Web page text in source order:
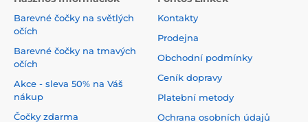
Barevné čočky na světlých
očích
Barevné čočky na tmavých
očích
Akce - sleva 50% na Váš
nákup
Čočky zdarma
Kontakty
Prodejna
Obchodní podmínky
Ceník dopravy
Platební metody
Ochrana osobních údajů